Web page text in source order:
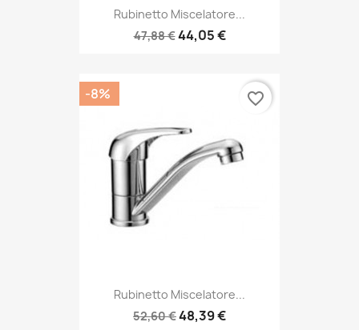
Rubinetto Miscelatore...
47,88 €44,05 €
Rubinetto Miscelatore...
52,60 €48,39 €
-8% favorite_border